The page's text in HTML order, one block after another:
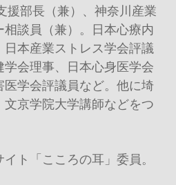
援部長（兼）、神奈川産業
談員（兼）。日本心療内
本産業ストレス学会評議
会理事、日本心身医学会
学会評議員など。他に埼
京学院大学講師などをつ
ト「こころの耳」委員。